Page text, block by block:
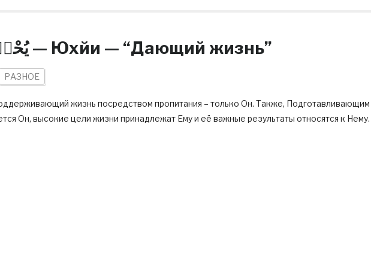
Весть фразы: يُحْيٖى — Юхйи — “Дающий жизнь”
РАЗНОЕ
жизнь посредством пропитания – только Он. Также, Подготавливающим
Он, высокие цели жизни принадлежат Ему и её важные результаты относятся к Нему.